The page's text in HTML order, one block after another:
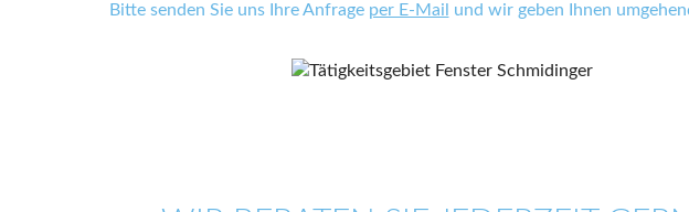
Bitte senden Sie uns Ihre Anfrage per E-Mail und wir geben Ihnen